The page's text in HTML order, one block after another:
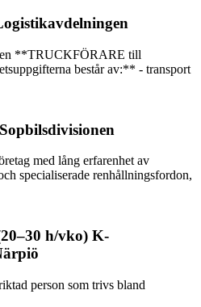
en **TRUCKFÖRARE till
består av:** - transport
med lång erfarenhet av
specialiserade renhållningsfordon,
h/vko) K-
person som trivs bland